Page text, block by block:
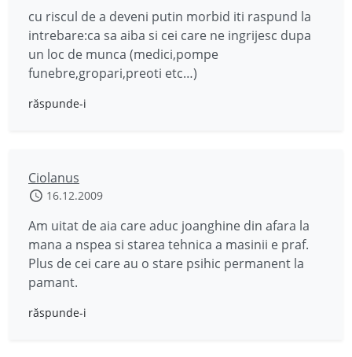
cu riscul de a deveni putin morbid iti raspund la
intrebare:ca sa aiba si cei care ne ingrijesc dupa
un loc de munca (medici,pompe
funebre,gropari,preoti etc…)
răspunde-i
Ciolanus
16.12.2009
Am uitat de aia care aduc joanghine din afara la
mana a nspea si starea tehnica a masinii e praf.
Plus de cei care au o stare psihic permanent la
pamant.
răspunde-i